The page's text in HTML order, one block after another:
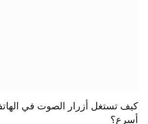
كيف تستغل أزرار الصوت في
أسرع؟